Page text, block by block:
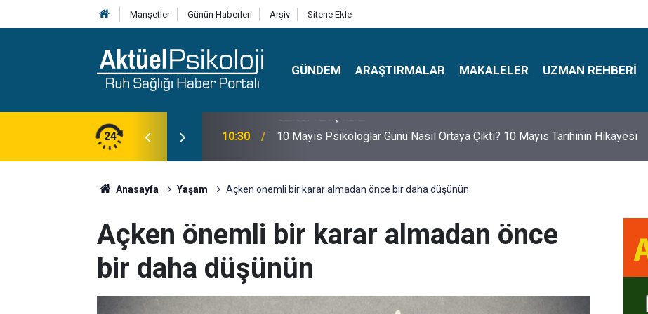
Manşetler Günün Haberleri Arşiv Sitene Ekle
GÜNDEM ARAŞTIRMALAR MAKALELER UZMAN REHBERI
24
Klinik Özellikleri, Tanı Kriterleri ve
10:30 10 Mayıs Psikologlar Günü Nasıl Ortaya Çıktı? 10 Mayıs Tarihinin Hikayesi
Anasayfa Yaşam Açken önemli bir karar almadan önce bir daha düşünün
Açken önemli bir karar almadan önce
bir daha düşünün